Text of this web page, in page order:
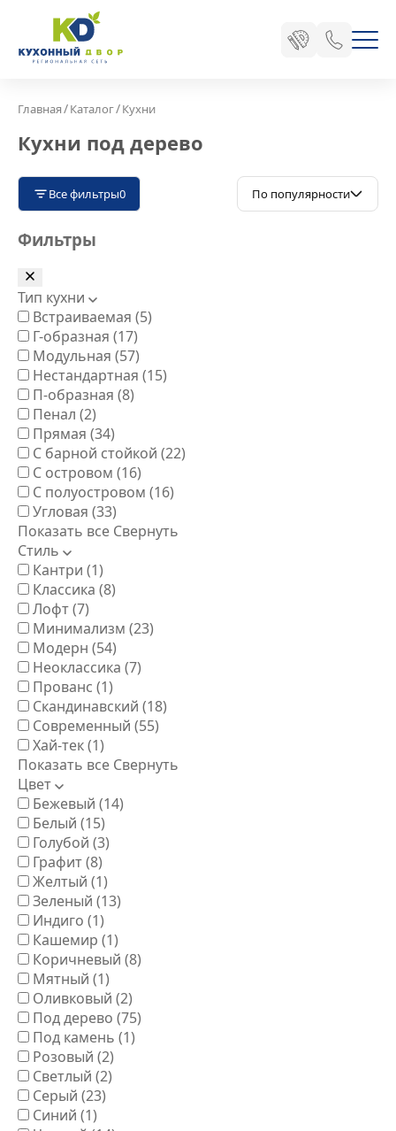
Главная/Каталог/Кухни
Кухни под дерево
Все фильтры0
Фильтры
Тип кухни
Встраиваемая (5)
Г-образная (17)
Модульная (57)
Нестандартная (15)
П-образная (8)
Пенал (2)
Прямая (34)
С барной стойкой (22)
С островом (16)
С полуостровом (16)
Угловая (33)
Показать все Свернуть
Стиль
Кантри (1)
Классика (8)
Лофт(7)
Минимализм (23)
Модерн (54)
Неоклассика (7)
Прованс (1)
Скандинавский (18)
Современный (55)
Хай-тек(1)
Показать все Свернуть
Цвет
Бежевый (14)
Белый (15)
Голубой (3)
Графит(8)
Желтый (1)
Зеленый (13)
Индиго (1)
Кашемир (1)
Коричневый (8)
Мятный (1)
Оливковый (2)
Под дерево (75)
Под камень (1)
Розовый (2)
Светлый (2)
Серый (23)
Синий (1)
По популярности